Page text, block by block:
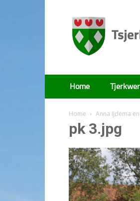
Tsjerkwert
Home
Home Anna IJdema
pk 3.jpg